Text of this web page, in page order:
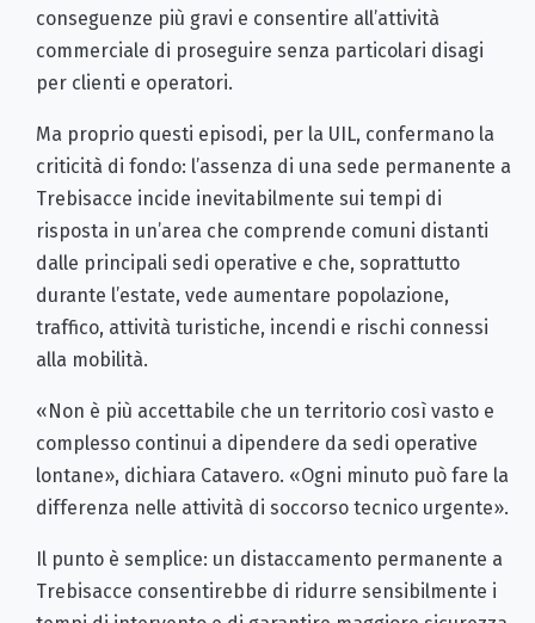
conseguenze più gravi e consentire all’attività
commerciale di proseguire senza particolari disagi
per clienti e operatori.
Ma proprio questi episodi, per la UIL, confermano la
criticità di fondo: l’assenza di una sede permanente a
Trebisacce incide inevitabilmente sui tempi di
risposta in un’area che comprende comuni distanti
dalle principali sedi operative e che, soprattutto
durante l’estate, vede aumentare popolazione,
traffico, attività turistiche, incendi e rischi connessi
alla mobilità.
«Non è più accettabile che un territorio così vasto e
complesso continui a dipendere da sedi operative
lontane», dichiara Catavero. «Ogni minuto può fare la
differenza nelle attività di soccorso tecnico urgente».
Il punto è semplice: un distaccamento permanente a
Trebisacce consentirebbe di ridurre sensibilmente i